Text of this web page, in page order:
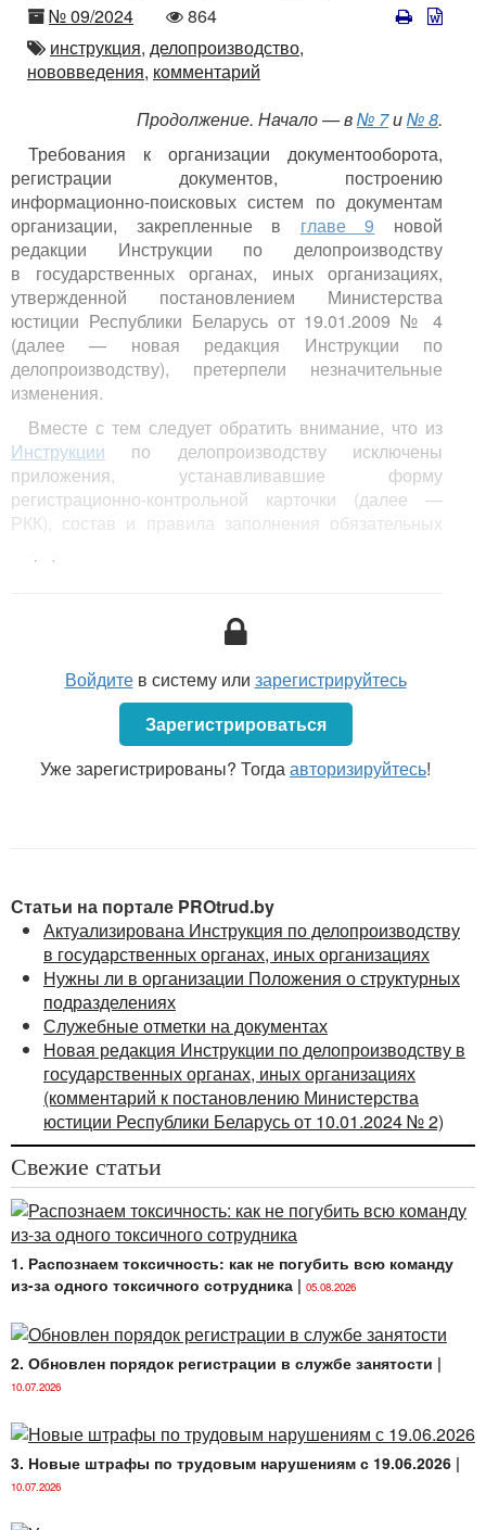
Номер
№ 09/2024
Количество
просмотров
864
Автор
инструкция, делопроизводство,
нововведения, комментарий
Продолжение. Начало — в№ 7и№ 8.
Требования к организации документооборота,
регистрации документов, построению
информационно-поисковых систем по документам
организации, закрепленные в главе 9 новой
редакции Инструкции по делопроизводству
в государственных органах, иных организациях,
утвержденной постановлением Министерства
юстиции Республики Беларусь от 19.01.2009 № 4
(далее — новая редакция Инструкции по
делопроизводству), претерпели незначительные
изменения.
Вместе с тем следует обратить внимание, что из
Инструкции по делопроизводству исключены
приложения, устанавливавшие форму
регистрационно-контрольной карточки (далее —
РКК), состав и правила заполнения обязательных
Войдитев систему или зарегистрируйтесь
Зарегистрироваться
Уже зарегистрированы? Тогдаавторизируйтесь!
Статьи на портале PROtrud.by
Актуализирована Инструкция по делопроизводству
в государственных органах, иных организациях
Нужны ли в организации Положения о структурных
подразделениях
Служебные отметки на документах
Новая редакция Инструкции по делопроизводству в
государственных органах, иных организациях
(комментарий к постановлению Министерства
юстиции Республики Беларусь от 10.01.2024 № 2)
Свежие статьи
1. Распознаем токсичность: как не погубить всю команду
из-за одного токсичного сотрудника | 05.08.2026
2. Обновлен порядок регистрации в службе занятости |
10.07.2026
3. Новые штрафы по трудовым нарушениям с 19.06.2026 |
10.07.2026